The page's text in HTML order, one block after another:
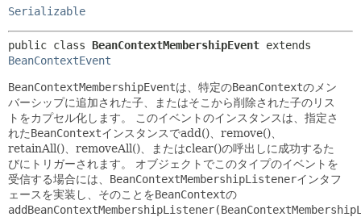
非推奨
索引
ヘルプ
Serializable
public class BeanContextMembershipEvent
BeanContextEvent
BeanContextMembershipEventは、特定のBeanContextのメン
バーシップに追加された子、またはそこから削除された子のリス
トをカプセル化します。
このイベントのインスタンスは、指定さ
れたBeanContextインスタンスでadd()、remove()、
retainAll()、removeAll()、またはclear()の呼出しに成功するた
びにトリガーされます。
オブジェクトでこのタイプのイベントを
受信する場合には、 BeanContextMembershipListenerインタフ
ェースを実装し、そのことをBeanContextの